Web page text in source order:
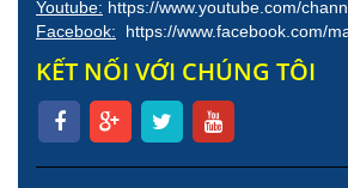
Youtube: https://www.youtube.com/
Facebook: https://www.facebook.com/
KẾT NỐI VỚI CHÚNG TÔI